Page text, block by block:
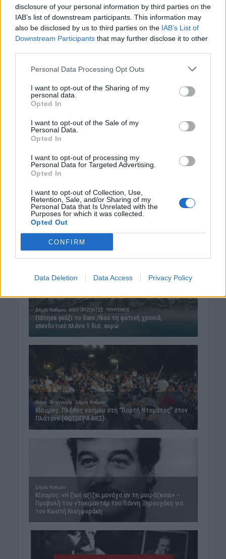
disclosure of your personal information by third parties on the
IAB’s list of downstream participants. This information may
also be disclosed by us to third parties on the IAB’s List of
Downstream Participants that may further disclose it to other
Personal Data Processing Opt Outs
I want to opt-out of the Sharing of my
personal data.
Opted In
I want to opt-out of the Sale of my
Personal Data.
Opted In
I want to opt-out of processing my
Personal Data for Targeted Advertising.
Opted In
I want to opt-out of Collection, Use,
Retention, Sale, and/or Sharing of my
Personal Data that Is Unrelated with the
Purposes for which it was collected.
Opted Out
CONFIRM
Data Deletion Data Access Privacy Policy
Tα ζώδια της Παρασκευής 7
Αυγούστου
7 Αυγούστου 2026 07:43